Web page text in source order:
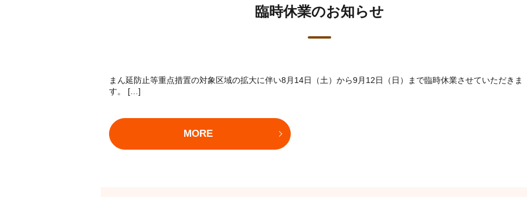
臨時休業のお知らせ
まん延防止等重点措置の対象区域の拡大に伴い8月14日（土）から9月12日（日）まで臨時休業させていただきま
す。 […]
MORE